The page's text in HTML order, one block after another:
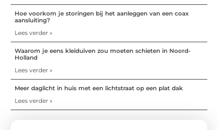
Hoe voorkom je storingen bij het aanleggen van een coax
aansluiting?
Lees verder »
Waarom je eens kleiduiven zou moeten schieten in Noord-
Holland
Lees verder »
Meer daglicht in huis met een lichtstraat op een plat dak
Lees verder »